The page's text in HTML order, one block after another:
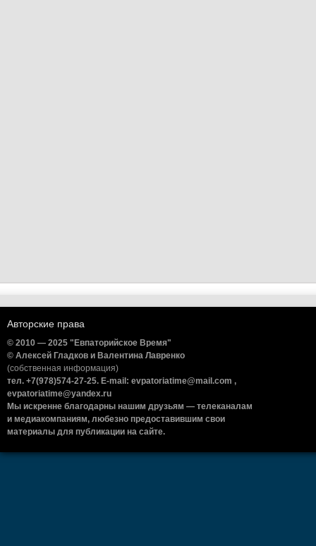
Авторские права
© 2010 — 2025 "Евпаторийское Время"
© Алексей Гладков и Валентина Лавренко
(собственная информация)
тел. +7(978)574-27-25. E-mail: evpatoriatime@mail.com ,
evpatoriatime@yandex.ru
Мы искренне благодарны нашим друзьям — телеканалам
и медиакомпаниям, любезно предоставившим свои
материалы для публикации на сайте.